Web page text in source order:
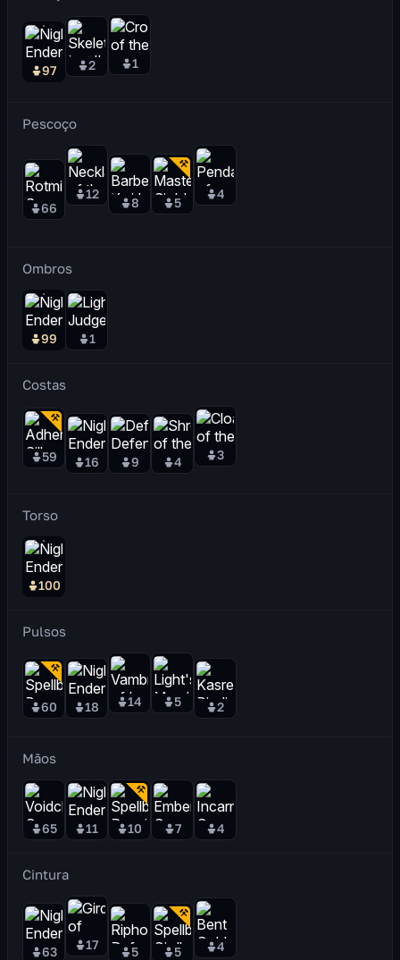
97 2 1
Pescoço
66
12
8 5
4
Ombros
99 1
Costas
59 16 9 4 3
Torso
100
Pulsos
60 18 14 5 2
Mãos
65 11 10 7 4
Cintura
63 17 5 5 4